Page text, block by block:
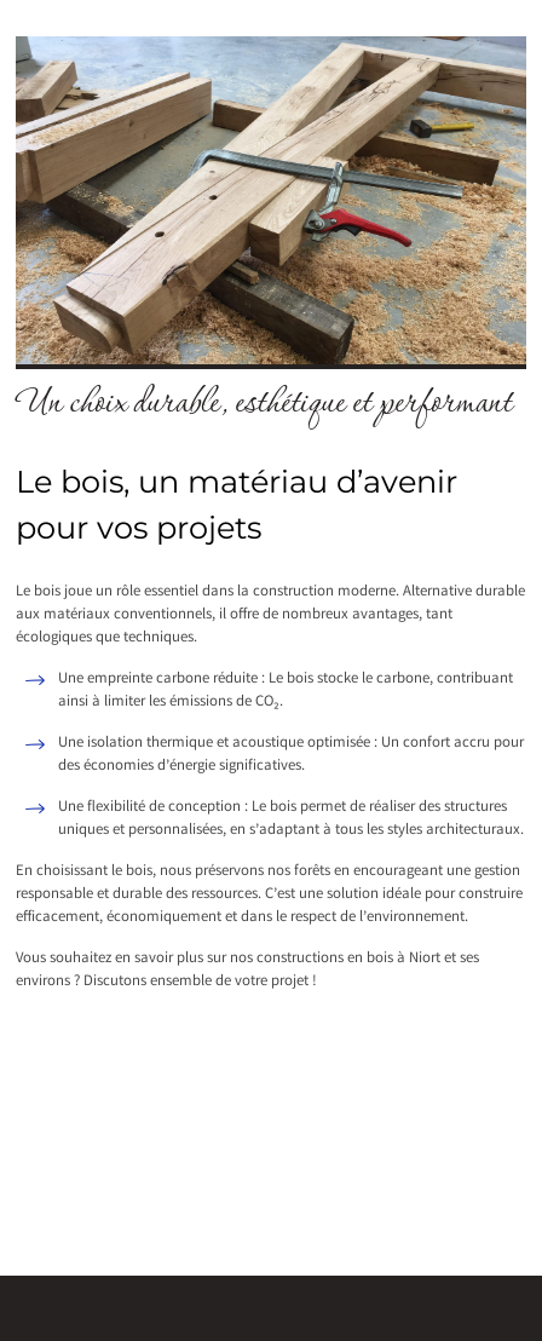
Un choix durable, esthétique et performant
Le bois, un matériau d’avenir
pour vos projets
Le bois joue un rôle essentiel dans la construction moderne. Alternative durable
aux matériaux conventionnels, il offre de nombreux avantages, tant
écologiques que techniques.
Une empreinte carbone réduite : Le bois stocke le carbone, contribuant
ainsi à limiter les émissions de CO₂.
Une isolation thermique et acoustique optimisée : Un confort accru pour
des économies d’énergie significatives.
Une flexibilité de conception : Le bois permet de réaliser des structures
uniques et personnalisées, en s’adaptant à tous les styles architecturaux.
En choisissant le bois, nous préservons nos forêts en encourageant une gestion
responsable et durable des ressources. C’est une solution idéale pour construire
efficacement, économiquement et dans le respect de l’environnement.
Vous souhaitez en savoir plus sur nos constructions en bois à Niort et ses
environs ? Discutons ensemble de votre projet !